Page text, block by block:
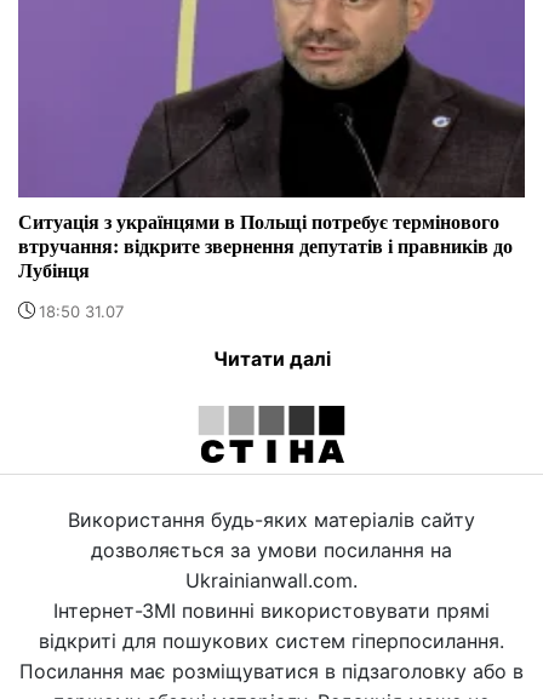
Ситуація з українцями в Польщі потребує термінового
втручання: відкрите звернення депутатів і правників до
Лубінця
18:50 31.07
Читати далі
Використання будь-яких матеріалів сайту
дозволяється за умови посилання на
Ukrainianwall.com.
Інтернет-ЗМІ повинні використовувати прямі
відкриті для пошукових систем гіперпосилання.
Посилання має розміщуватися в підзаголовку або в